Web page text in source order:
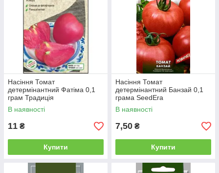
Насіння Томат
детермінантний Фатіма 0,1
грам Традиція
В наявності
11 ₴
Купити
Насіння Томат
детермінантний Банзай 0,1
грама SeedEra
В наявності
7,50 ₴
Купити